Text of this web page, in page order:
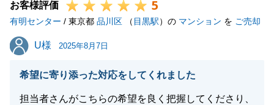
う部分がございましたが、ご満足のお言葉をいただき
まして大変うれしく思います。
今後とも東急リバブルをご愛顧の程、何卒よろしくお
願い申し上げます。
お客様評価 5
有明センター / 東京都 品川区 （ 目黒駅）の マンション を ご売却
U様
U様 2025年8月7日
希望に寄り添った対応をしてくれました
担当者さんがこちらの希望を良く把握してくださり、